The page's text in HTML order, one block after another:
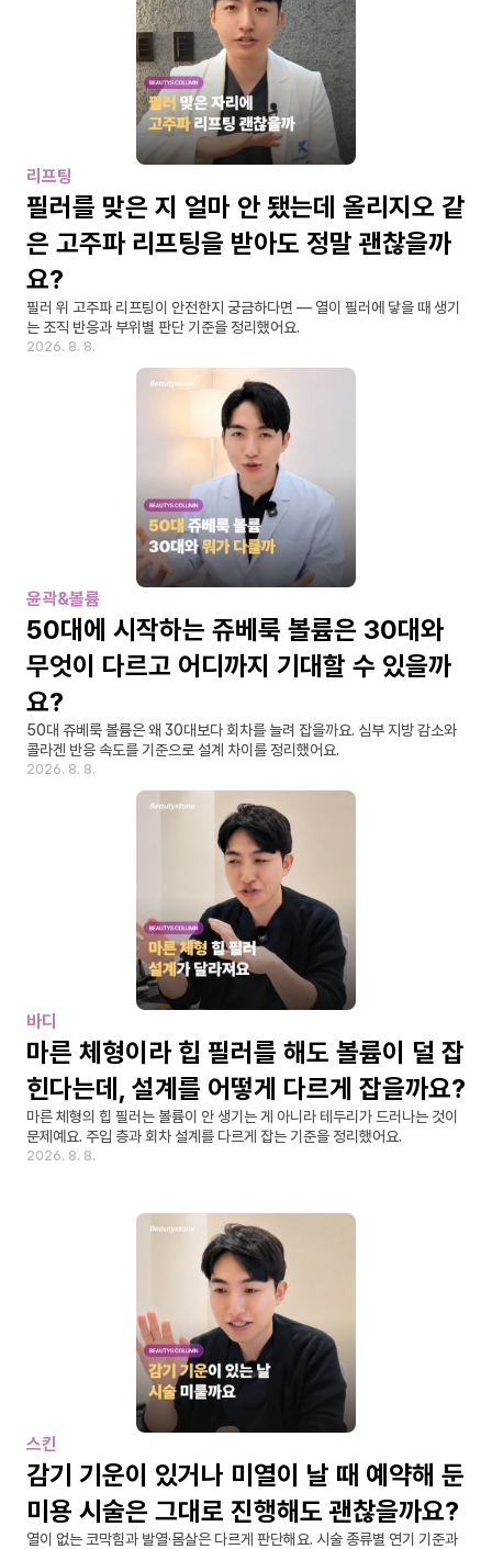
리프팅
필러를 맞은 지 얼마 안 됐는데 올리지오 같
은 고주파 리프팅을 받아도 정말 괜찮을까
요?
필러 위 고주파 리프팅이 안전한지 궁금하다면 — 열이 필러에 닿을 때 생기
는 조직 반응과 부위별 판단 기준을 정리했어요.
2026. 8. 8.
윤곽&볼륨
50대에 시작하는 쥬베룩 볼륨은 30대와
무엇이 다르고 어디까지 기대할 수 있을까
요?
50대 쥬베룩 볼륨은 왜 30대보다 회차를 늘려 잡을까요. 심부 지방 감소와
콜라겐 반응 속도를 기준으로 설계 차이를 정리했어요.
2026. 8. 8.
바디
마른 체형이라 힙 필러를 해도 볼륨이 덜 잡
힌다는데, 설계를 어떻게 다르게 잡을까요?
마른 체형의 힙 필러는 볼륨이 안 생기는 게 아니라 테두리가 드러나는 것이
문제예요. 주입 층과 회차 설계를 다르게 잡는 기준을 정리했어요.
2026. 8. 8.
스킨
감기 기운이 있거나 미열이 날 때 예약해 둔
미용 시술은 그대로 진행해도 괜찮을까요?
열이 없는 코막힘과 발열·몸살은 다르게 판단해요. 시술 종류별 연기 기준과